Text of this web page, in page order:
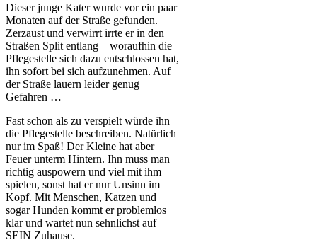
Dieser junge Kater wurde vor ein paar
Monaten auf der Straße gefunden.
Zerzaust und verwirrt irrte er in den
Straßen Split entlang – woraufhin die
Pflegestelle sich dazu entschlossen hat,
ihn sofort bei sich aufzunehmen. Auf
der Straße lauern leider genug
Gefahren …
Fast schon als zu verspielt würde ihn
die Pflegestelle beschreiben. Natürlich
nur im Spaß! Der Kleine hat aber
Feuer unterm Hintern. Ihn muss man
richtig auspowern und viel mit ihm
spielen, sonst hat er nur Unsinn im
Kopf. Mit Menschen, Katzen und
sogar Hunden kommt er problemlos
klar und wartet nun sehnlichst auf
SEIN Zuhause.